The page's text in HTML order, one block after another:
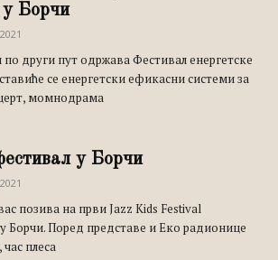
у Борчи
по други пут одржава Фестивал енергетске
се енергетски ефикасни системи за
момнодрама
у Борчи
позива на први Jazz Kids Festival
Борчи. Поред представе и Еко радионице
плеса